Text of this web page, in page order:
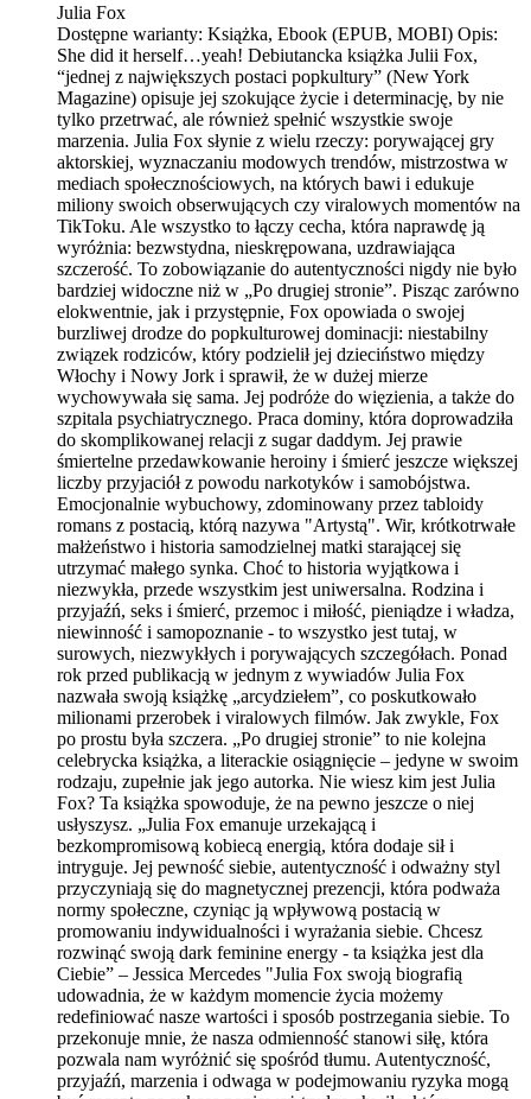
Julia Fox
Dostępne warianty: Książka, Ebook (EPUB, MOBI) Opis:
She did it herself…yeah! Debiutancka książka Julii Fox,
“jednej z największych postaci popkultury” (New York
Magazine) opisuje jej szokujące życie i determinację, by nie
tylko przetrwać, ale również spełnić wszystkie swoje
marzenia. Julia Fox słynie z wielu rzeczy: porywającej gry
aktorskiej, wyznaczaniu modowych trendów, mistrzostwa w
mediach społecznościowych, na których bawi i edukuje
miliony swoich obserwujących czy viralowych momentów na
TikToku. Ale wszystko to łączy cecha, która naprawdę ją
wyróżnia: bezwstydna, nieskrępowana, uzdrawiająca
szczerość. To zobowiązanie do autentyczności nigdy nie było
bardziej widoczne niż w „Po drugiej stronie”. Pisząc zarówno
elokwentnie, jak i przystępnie, Fox opowiada o swojej
burzliwej drodze do popkulturowej dominacji: niestabilny
związek rodziców, który podzielił jej dzieciństwo między
Włochy i Nowy Jork i sprawił, że w dużej mierze
wychowywała się sama. Jej podróże do więzienia, a także do
szpitala psychiatrycznego. Praca dominy, która doprowadziła
do skomplikowanej relacji z sugar daddym. Jej prawie
śmiertelne przedawkowanie heroiny i śmierć jeszcze większej
liczby przyjaciół z powodu narkotyków i samobójstwa.
Emocjonalnie wybuchowy, zdominowany przez tabloidy
romans z postacią, którą nazywa "Artystą". Wir, krótkotrwałe
małżeństwo i historia samodzielnej matki starającej się
utrzymać małego synka. Choć to historia wyjątkowa i
niezwykła, przede wszystkim jest uniwersalna. Rodzina i
przyjaźń, seks i śmierć, przemoc i miłość, pieniądze i władza,
niewinność i samopoznanie - to wszystko jest tutaj, w
surowych, niezwykłych i porywających szczegółach. Ponad
rok przed publikacją w jednym z wywiadów Julia Fox
nazwała swoją książkę „arcydziełem”, co poskutkowało
milionami przerobek i viralowych filmów. Jak zwykle, Fox
po prostu była szczera. „Po drugiej stronie” to nie kolejna
celebrycka książka, a literackie osiągnięcie – jedyne w swoim
rodzaju, zupełnie jak jego autorka. Nie wiesz kim jest Julia
Fox? Ta książka spowoduje, że na pewno jeszcze o niej
usłyszysz. „Julia Fox emanuje urzekającą i
bezkompromisową kobiecą energią, która dodaje sił i
intryguje. Jej pewność siebie, autentyczność i odważny styl
przyczyniają się do magnetycznej prezencji, która podważa
normy społeczne, czyniąc ją wpływową postacią w
promowaniu indywidualności i wyrażania siebie. Chcesz
rozwinąć swoją dark feminine energy - ta książka jest dla
Ciebie” – Jessica Mercedes "Julia Fox swoją biografią
udowadnia, że w każdym momencie życia możemy
redefiniować nasze wartości i sposób postrzegania siebie. To
przekonuje mnie, że nasza odmienność stanowi siłę, która
pozwala nam wyróżnić się spośród tłumu. Autentyczność,
przyjaźń, marzenia i odwaga w podejmowaniu ryzyka mogą